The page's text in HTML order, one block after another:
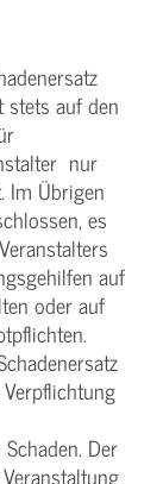
auf den
nur
Im Übrigen
es
auf
oder auf
Der